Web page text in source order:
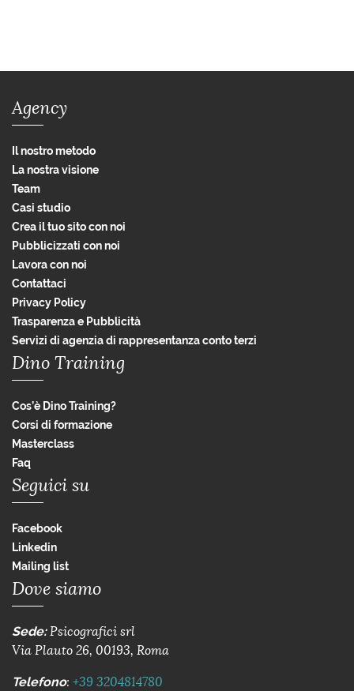
Agency
Il nostro metodo
La nostra visione
Team
Casi studio
Crea il tuo sito con noi
Pubblicizzati con noi
Lavora con noi
Contattaci
Privacy Policy
Trasparenza e Pubblicità
Servizi di agenzia di rappresentanza conto terzi
Dino Training
Cos’è Dino Training?
Corsi di formazione
Masterclass
Faq
Seguici su
Facebook
Linkedin
Mailing list
Dove siamo
Sede:Psicografici srl
Via Plauto 26, 00193, Roma
Telefono: +39 3204814780